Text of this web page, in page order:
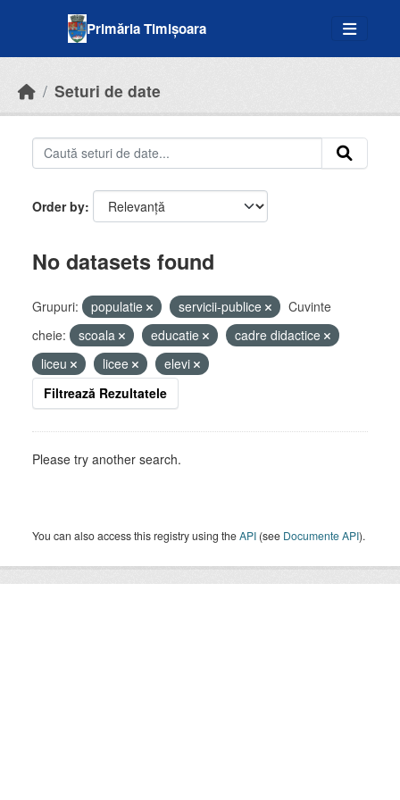
Primăria Timișoara
Seturi de date
Order by
No datasets found
Grupuri: populatie servicii-publice
Cuvinte
cheie:
scoala educatie
cadre didactice
liceu
licee
elevi
Filtrează Rezultatele
Please try another search.
You can also access this registry using theAPI (see Documente API).